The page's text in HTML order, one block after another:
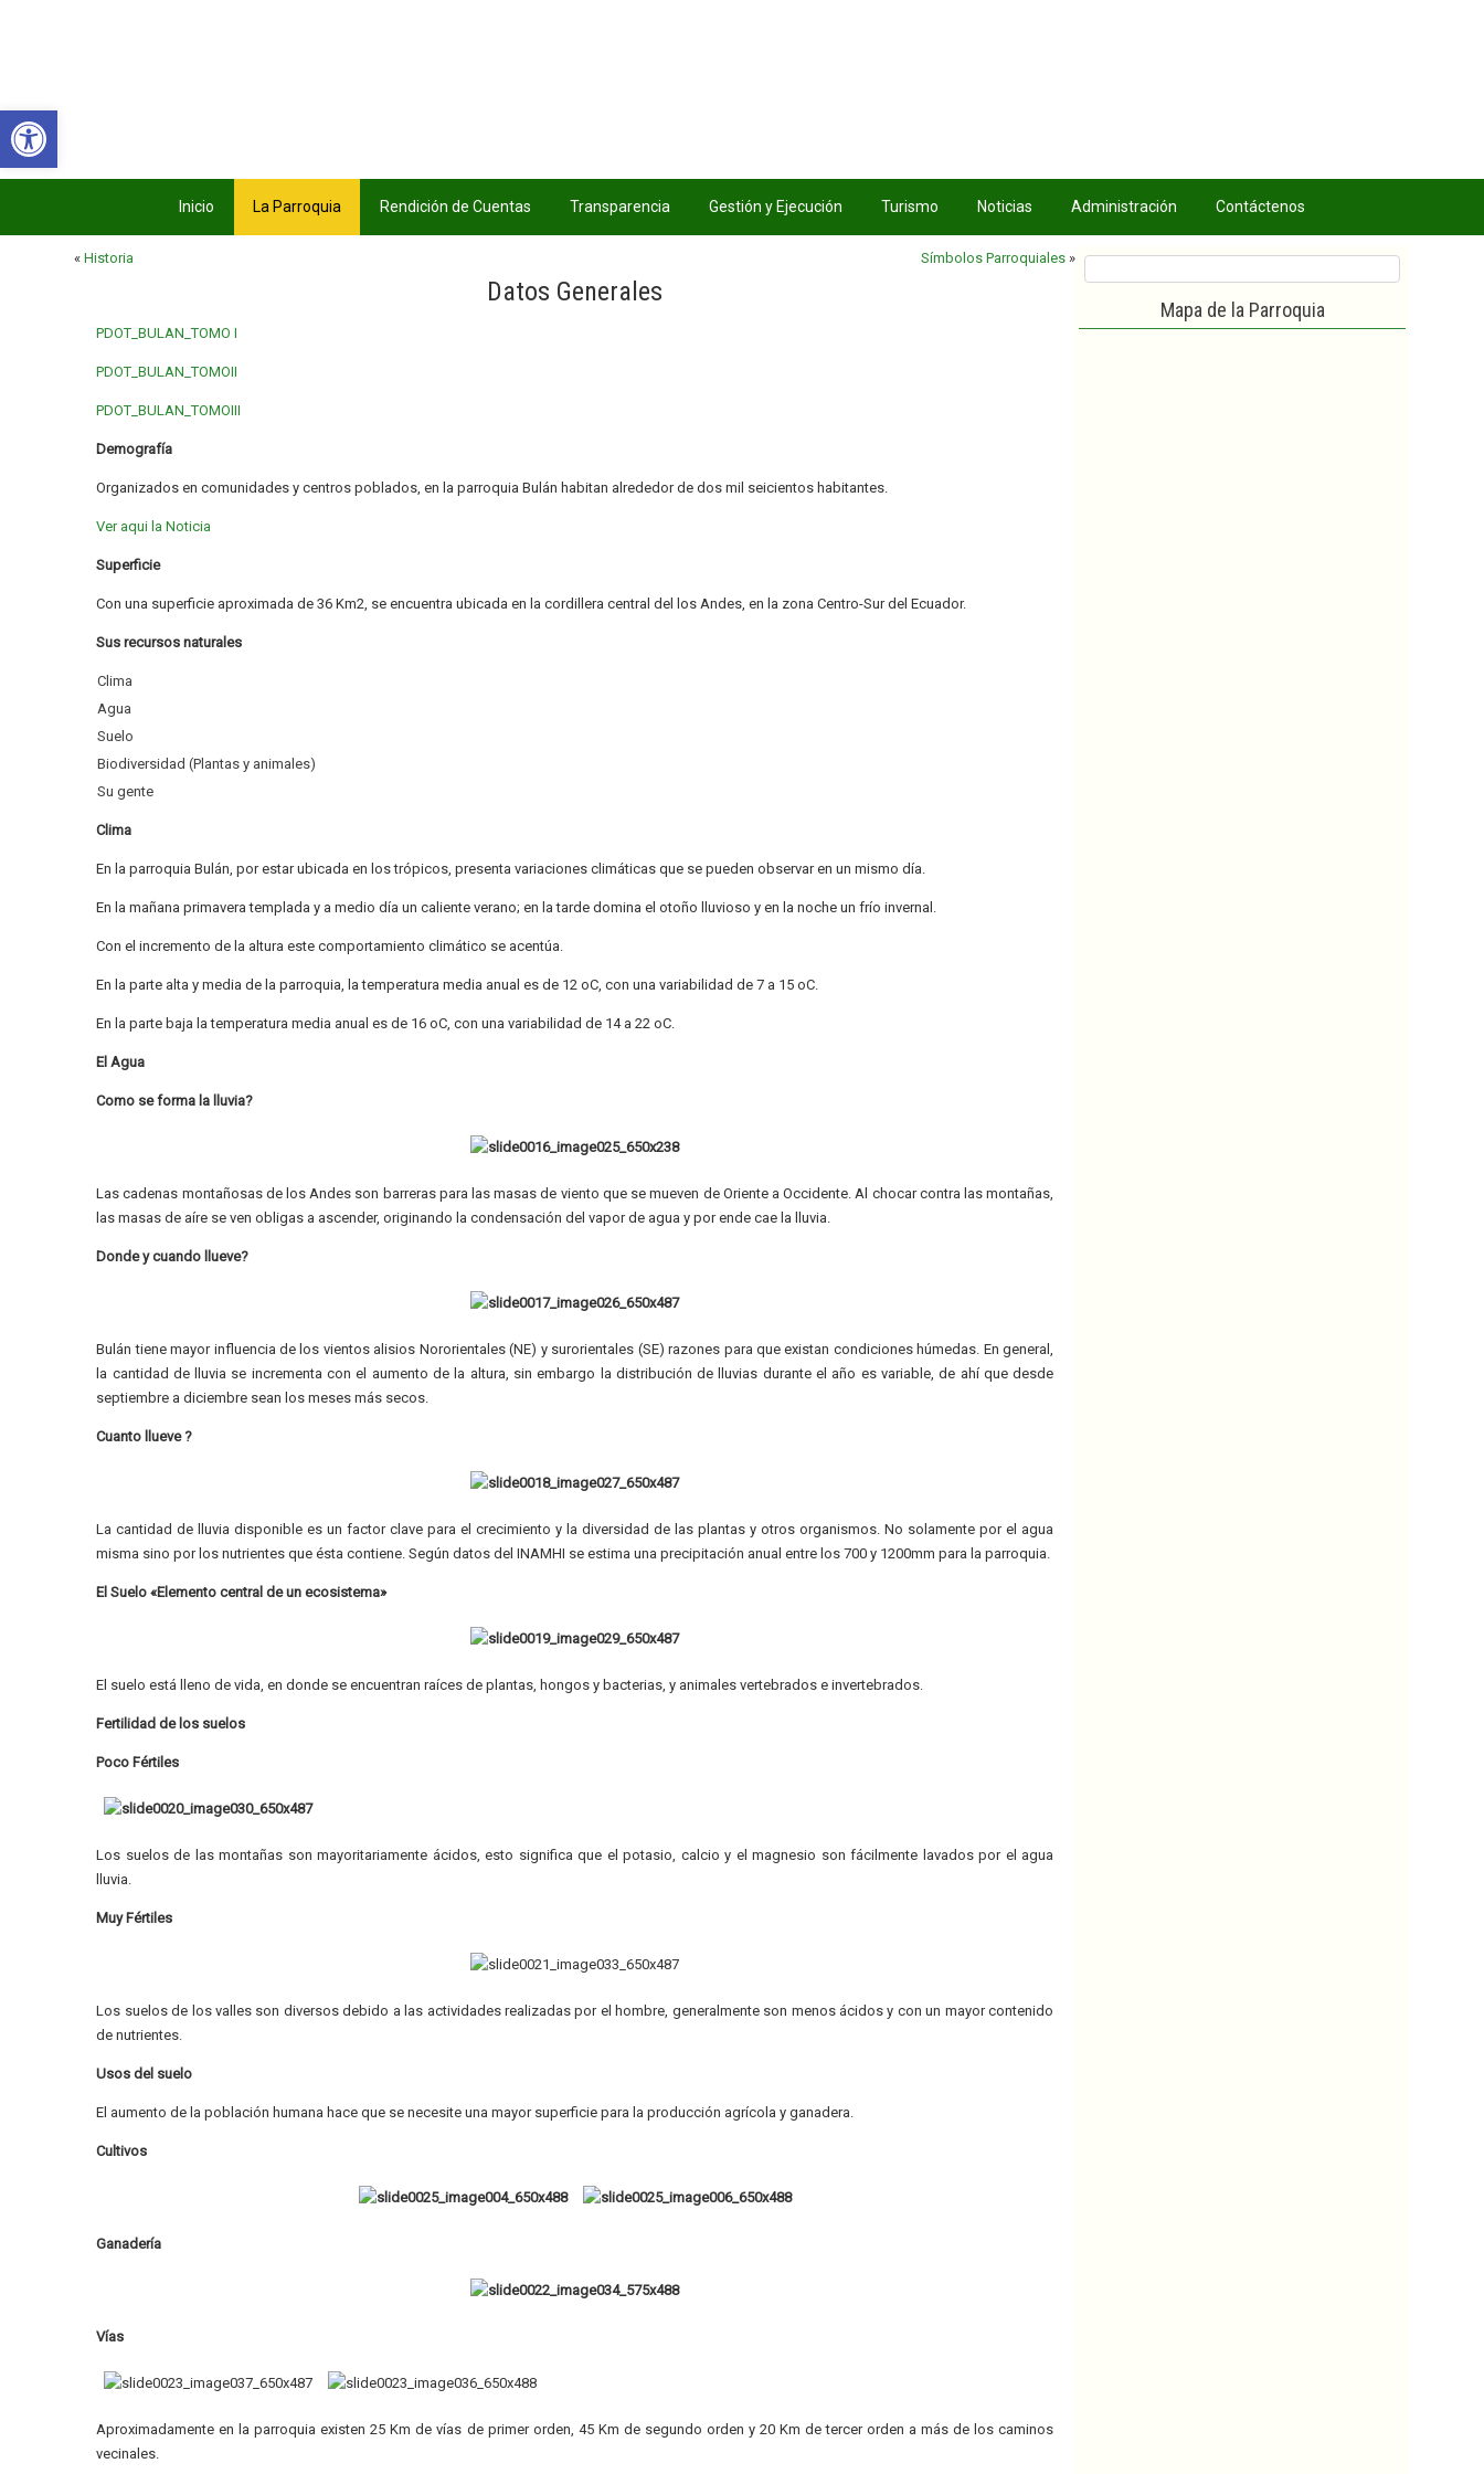
Inicio La Parroquia Rendición de Cuentas Transparencia Gestión y Ejecución Turismo Noticias Administración Contáctenos
«Historia Símbolos Parroquiales »
Datos Generales
PDOT_BULAN_TOMO I
PDOT_BULAN_TOMOII
PDOT_BULAN_TOMOIII
Demografía
Organizados en comunidades y centros poblados, en la parroquia Bulán habitan alrededor de dos mil seicientos habitantes.
Ver aqui la Noticia
Superficie
Con una superficie aproximada de 36 Km2, se encuentra ubicada en la cordillera central del los Andes, en la zona Centro-Sur del Ecuador.
Sus recursos naturales
Clima
Agua
Suelo
Biodiversidad (Plantas y animales)
Su gente
Clima
En la parroquia Bulán, por estar ubicada en los trópicos, presenta variaciones climáticas que se pueden observar en un mismo día.
En la mañana primavera templada y a medio día un caliente verano; en la tarde domina el otoño lluvioso y en la noche un frío invernal.
Con el incremento de la altura este comportamiento climático se acentúa.
En la parte alta y media de la parroquia, la temperatura media anual es de 12 oC, con una variabilidad de 7 a 15 oC.
En la parte baja la temperatura media anual es de 16 oC, con una variabilidad de 14 a 22 oC.
El Agua
Como se forma la lluvia?
Las cadenas montañosas de los Andes son barreras para las masas de viento que se mueven de Oriente a Occidente. Al chocar contra las montañas,
las masas de aíre se ven obligas a ascender, originando la condensación del vapor de agua y por ende cae la lluvia.
Donde y cuando llueve?
Bulán tiene mayor influencia de los vientos alisios Nororientales (NE) y surorientales (SE) razones para que existan condiciones húmedas. En general,
la cantidad de lluvia se incrementa con el aumento de la altura, sin embargo la distribución de lluvias durante el año es variable, de ahí que desde
septiembre a diciembre sean los meses más secos.
Cuanto llueve ?
La cantidad de lluvia disponible es un factor clave para el crecimiento y la diversidad de las plantas y otros organismos. No solamente por el agua
misma sino por los nutrientes que ésta contiene. Según datos del INAMHI se estima una precipitación anual entre los 700 y 1200mm para la parroquia.
El Suelo «Elemento central de un ecosistema»
El suelo está lleno de vida, en donde se encuentran raíces de plantas, hongos y bacterias, y animales vertebrados e invertebrados.
Fertilidad de los suelos
Poco Fértiles
Los suelos de las montañas son mayoritariamente ácidos, esto significa que el potasio, calcio y el magnesio son fácilmente lavados por el agua
lluvia.
Muy Fértiles
Los suelos de los valles son diversos debido a las actividades realizadas por el hombre, generalmente son menos ácidos y con un mayor contenido
de nutrientes.
Usos del suelo
El aumento de la población humana hace que se necesite una mayor superficie para la producción agrícola y ganadera.
Cultivos
Ganadería
Vías
Aproximadamente en la parroquia existen 25 Km de vías de primer orden, 45 Km de segundo orden y 20 Km de tercer orden a más de los caminos
vecinales.
Mapa de la Parroquia
Abrir barra de herramientas